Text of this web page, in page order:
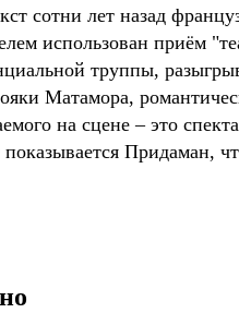
сотни лет назад
использован приём
труппы,
Матамора,
на сцене – это
показывается Придаман,